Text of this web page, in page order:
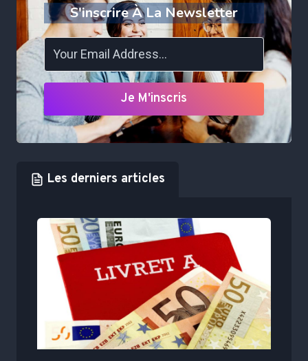
S'inscrire À La Newsletter
Je M'inscris
Les derniers articles